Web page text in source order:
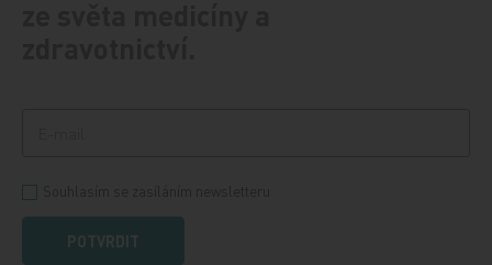
POTVRDIT